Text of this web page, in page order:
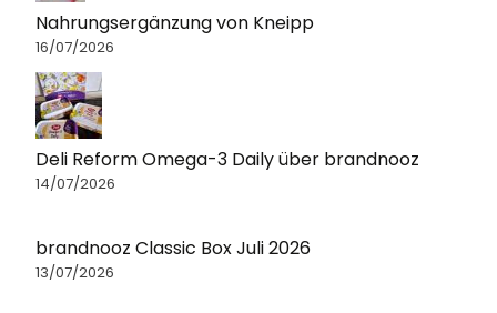
Nahrungsergänzung von Kneipp
16/07/2026
Deli Reform Omega-3 Daily über brandnooz
14/07/2026
brandnooz Classic Box Juli 2026
13/07/2026